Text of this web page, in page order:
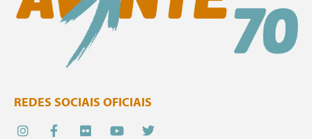
REDES SOCIAIS OFICIAIS